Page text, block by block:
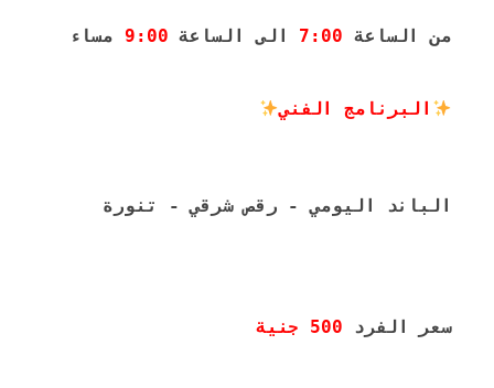
من الساعة 7:00 الى الساعة 9:00 مساء
البرنامج الفني
الباند اليومي - رقص شرقي - تنورة
سعر الفرد 500 جنية